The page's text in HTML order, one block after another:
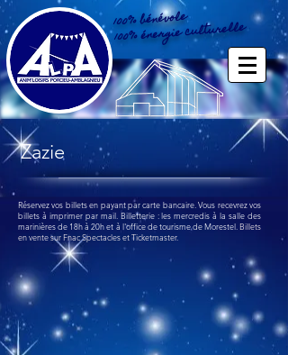
100% bénévole
100% énergie culturelle
Zazie
Réservez vos billets en payant par carte bancaire.Vous recevrez vos
billets à imprimer par mail. Billetterie : les mercredis à la salle des
marinières de 18h à 20h et à l'office de tourisme de Morestel. Billets
en vente sur Fnac Spectacles et Ticketmaster.